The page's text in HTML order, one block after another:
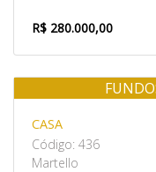
R$ 280.000,00
CASA
Código: 436
Martello